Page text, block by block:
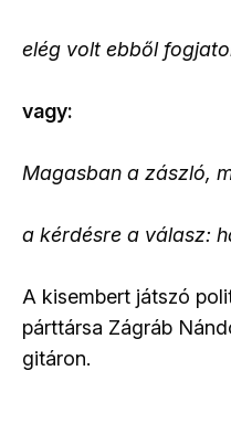
elég volt ebből
vagy:
Magasban a zászló,
a kérdésre a válasz:
A kisembert játszó
párttársa Zágráb
gitáron.